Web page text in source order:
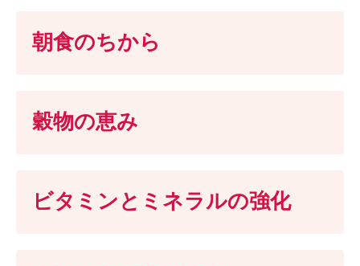
朝食のちから
穀物の恵み
ビタミンとミネラルの強化